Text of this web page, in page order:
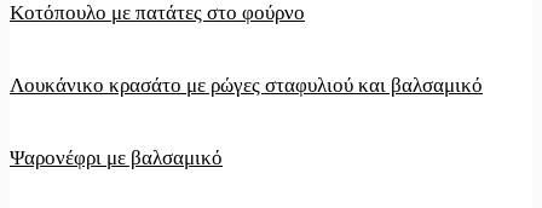
Κοτόπουλο με πατάτες στο φούρνο
Λουκάνικο κρασάτο με ρώγες σταφυλιού και βαλσαμικό
Ψαρονέφρι με βαλσαμικό